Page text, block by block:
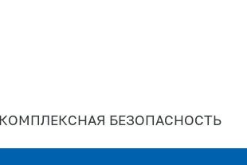
КОМПЛЕКСНАЯ БЕЗОПАСНОСТЬ